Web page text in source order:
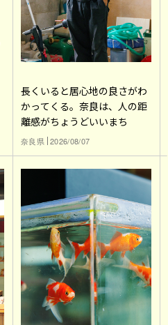
長くいると居心地の良さがわ
かってくる。奈良は、人の距
離感がちょうどいいまち
奈良県 2026/08/07